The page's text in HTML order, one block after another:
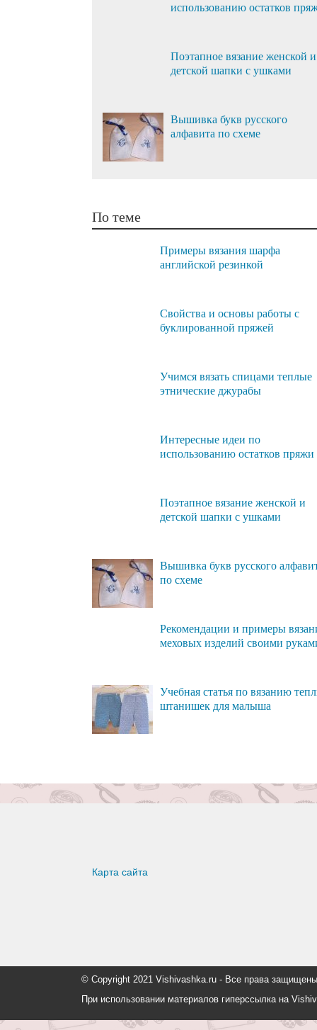
использованию остатков
Поэтапное вязание женской и
детской шапки с ушками
Вышивка букв русского
алфавита по схеме
По теме
Примеры вязания шарфа
английской резинкой
Свойства и основы работы с
буклированной пряжей
Учимся вязать спицами теплые
этнические джурабы
Интересные идеи по
использованию остатков пряжи
Поэтапное вязание женской и
детской шапки с ушками
Вышивка букв русского
по схеме
Рекомендации и примеры
меховых изделий своими
Учебная статья по вязанию
штанишек для малыша
Карта сайта
© Copyright 2021 Vishivashka.ru - Все права
При использовании материалов гиперссылка на